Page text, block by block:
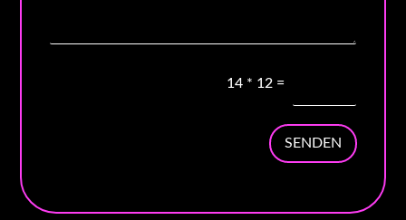
14 * 12 =
SENDEN
Laden der
Karte
akzeptieren